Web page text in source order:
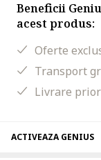
Beneficii
acest produs:
Oferte
Transport
Livrare
ACTIVEAZA GENIUS